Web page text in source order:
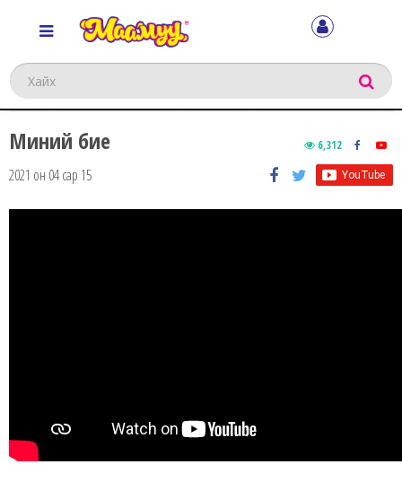
Хайх
Миний бие 6,312
2021 он 04 сар 15